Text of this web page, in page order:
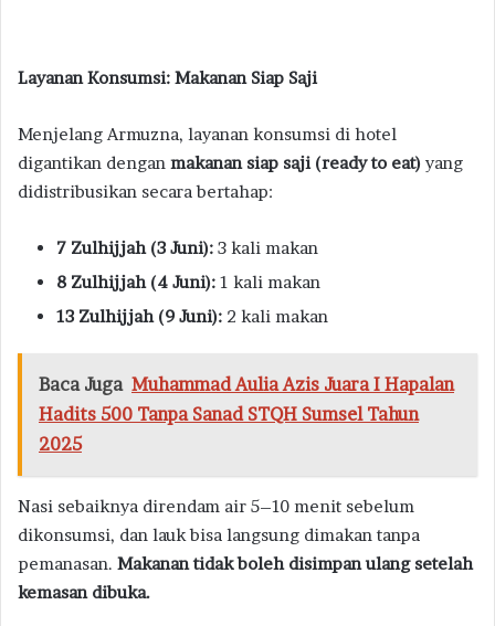
Layanan Konsumsi: Makanan Siap Saji
Menjelang Armuzna, layanan konsumsi di hotel
digantikan dengan makanan siap saji (ready to eat) yang
didistribusikan secara bertahap:
7 Zulhijjah (3 Juni): 3 kali makan
8 Zulhijjah (4 Juni): 1 kali makan
13 Zulhijjah (9 Juni): 2 kali makan
Baca Juga Muhammad Aulia Azis Juara I Hapalan
Hadits 500 Tanpa Sanad STQH Sumsel Tahun
2025
Nasi sebaiknya direndam air 5–10 menit sebelum
dikonsumsi, dan lauk bisa langsung dimakan tanpa
pemanasan. Makanan tidak boleh disimpan ulang setelah
kemasan dibuka.